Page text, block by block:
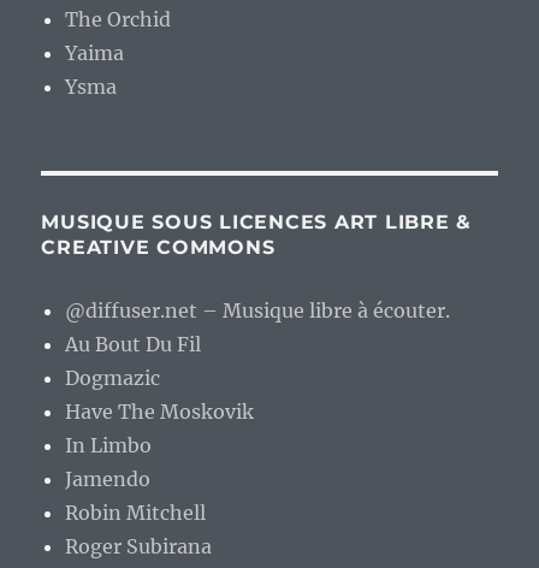
The Orchid
Yaima
Ysma
MUSIQUE SOUS LICENCES ART LIBRE &
CREATIVE COMMONS
@diffuser.net – Musique libre à écouter.
Au Bout Du Fil
Dogmazic
Have The Moskovik
In Limbo
Jamendo
Robin Mitchell
Roger Subirana